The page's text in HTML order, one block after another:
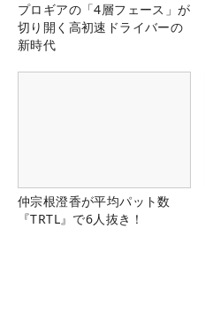
プロギアの「4層フェース」が
切り開く高初速ドライバーの
新時代
仲宗根澄香が平均パット数
『TRTL』で6人抜き！